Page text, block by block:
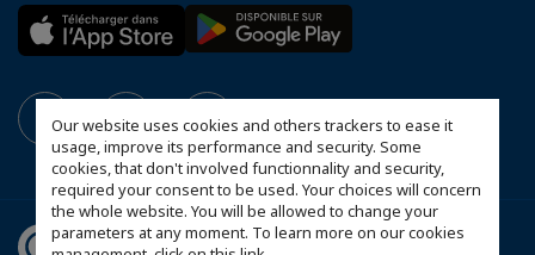
Our website uses cookies and others trackers to ease it
usage, improve its performance and security. Some
cookies, that don't involved functionnality and security,
required your consent to be used. Your choices will concern
the whole website. You will be allowed to change your
parameters at any moment. To learn more on our cookies